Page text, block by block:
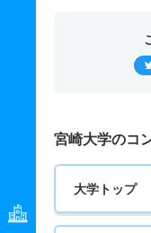
宮崎大学のコ
大学トップ